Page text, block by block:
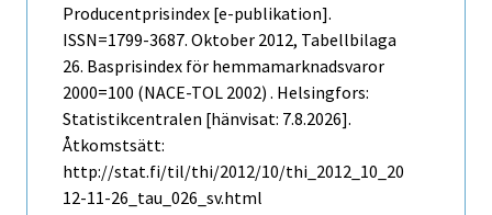
Producentprisindex [e-publikation].
ISSN=1799-3687. Oktober 2012, Tabellbilaga
26. Basprisindex för hemmamarknadsvaror
2000=100 (NACE-TOL 2002) . Helsingfors:
Statistikcentralen [hänvisat: 7.8.2026].
Åtkomstsätt:
http://stat.fi/til/thi/2012/10/thi_2012_10_20
12-11-26_tau_026_sv.html